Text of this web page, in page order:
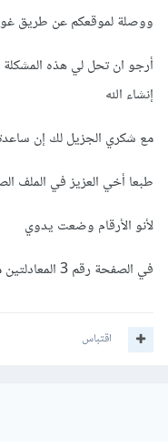
ووصلة لموقعكم عن طريق
أرجو ان تحل لي هذه
إنشاء الله
مع شكري الجزيل لك إن
طبعا أخي العزيز في الملف الصفحة 1 فيها المعادلة الأولى
لأنو الأرقام وضعت يدوي
في الصفحة رقم 3 المعادلتين مرتبطتين والنتيجة لا يستحق
اقتباس